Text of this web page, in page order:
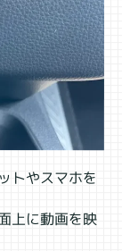
トやスマホを
上に動画を映